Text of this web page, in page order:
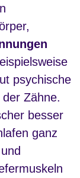
psychische
Zähne.
besser
ganz